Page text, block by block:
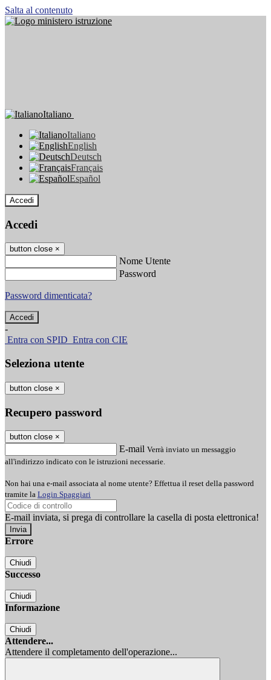
Salta al contenuto
Italiano
Italiano
English
Deutsch
Français
Español
Accedi
Accedi
button close ×
Nome Utente
Password
Password dimenticata?
-
Entra con SPID Entra con CIE
Seleziona utente
button close ×
Recupero password
button close ×
E-mail Verrà inviato un messaggio
all'indirizzo indicato con le istruzioni necessarie.
Non hai una e-mail associata al nome utente? Effettua il reset della password
tramite la Login Spaggiari
E-mail inviata, si prega di controllare la casella di posta elettronica!
Errore
Chiudi
Successo
Chiudi
Informazione
Chiudi
Attendere...
Attendere il completamento dell'operazione...